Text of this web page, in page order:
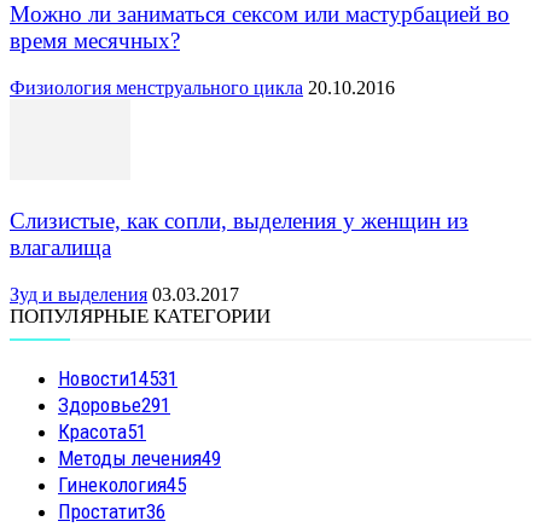
Можно ли заниматься сексом или мастурбацией во
время месячных?
Физиология менструального цикла 20.10.2016
Слизистые, как сопли, выделения у женщин из
влагалища
Зуд и выделения 03.03.2017
ПОПУЛЯРНЫЕ КАТЕГОРИИ
Новости14531
Здоровье291
Красота51
Методы лечения49
Гинекология45
Простатит36